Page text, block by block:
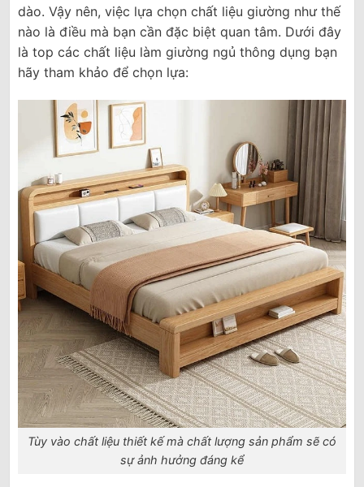
dào. Vậy nên, việc lựa chọn chất liệu giường như thế
nào là điều mà bạn cần đặc biệt quan tâm. Dưới đây
là top các chất liệu làm giường ngủ thông dụng bạn
hãy tham khảo để chọn lựa:
Tùy vào chất liệu thiết kế mà chất lượng sản phẩm sẽ có
sự ảnh hưởng đáng kể